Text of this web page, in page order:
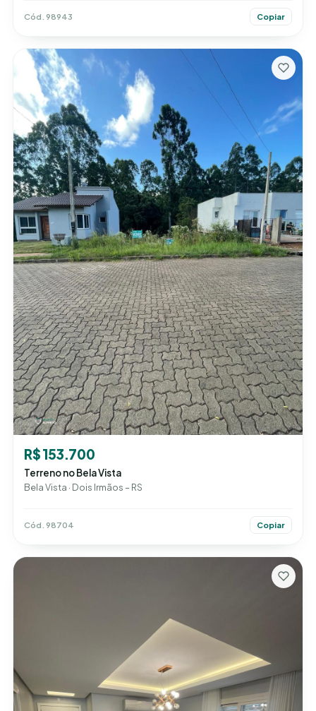
Cód. 98943 Copiar
R$ 153.700
Terreno no Bela Vista
Bela Vista · Dois Irmãos – RS
Cód. 98704 Copiar